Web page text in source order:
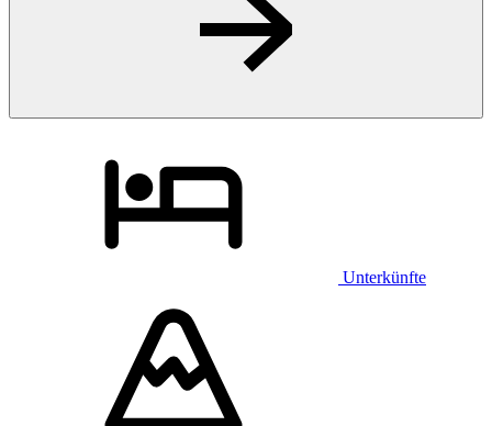
Unterkünfte